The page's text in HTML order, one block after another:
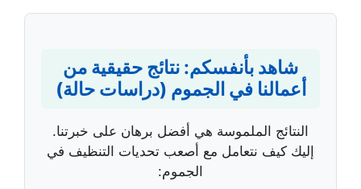
شاهد بأنفسكم: نتائج حقيقية من
أعمالنا في الجموم (دراسات حالة)
النتائج الملموسة هي أفضل برهان على خبرتنا.
إليك كيف نتعامل مع أصعب تحديات التنظيف في
الجموم: